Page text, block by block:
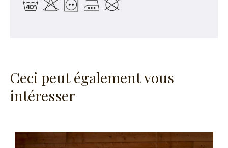
Ceci peut également vous
intéresser